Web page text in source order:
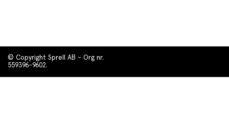
© Copyright Sprell AB - Org nr.
559396-9602.